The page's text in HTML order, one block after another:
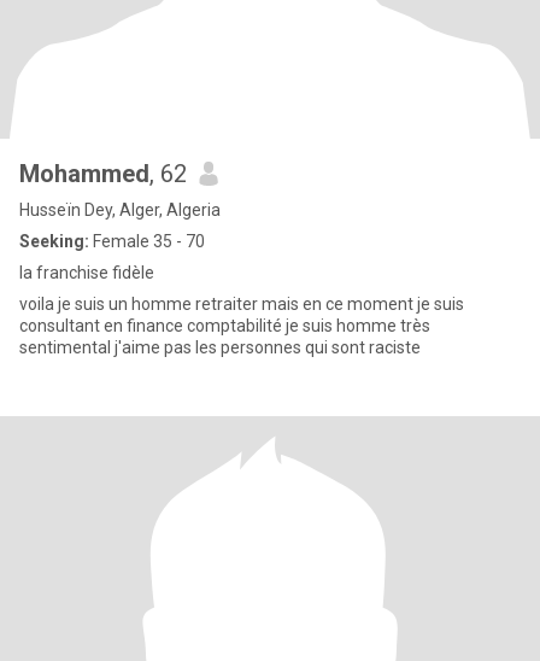
Mohammed, 62
Husseïn Dey, Alger, Algeria
Seeking: Female 35 - 70
la franchise fidèle
voila je suis un homme retraiter mais en ce moment je suis
consultant en finance comptabilité je suis homme très
sentimental j'aime pas les personnes qui sont raciste